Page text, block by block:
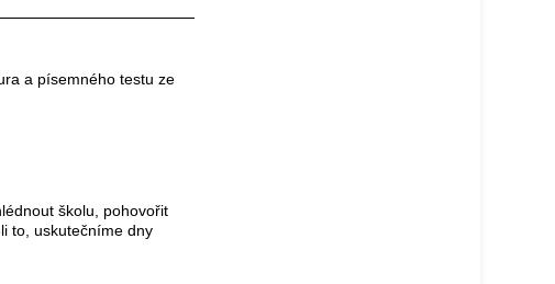
a písemného testu ze
školu, pohovořit
to, uskutečníme dny